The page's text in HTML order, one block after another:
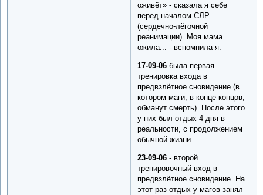
оживёт» - сказала я себе
перед началом СЛР
(сердечно-лёгочной
реанимации). Моя мама
ожила... - вспомнила я.
17-09-06 была первая
тренировка входа в
предвзлётное сновидение (в
котором маги, в конце концов,
обманут смерть). После этого
у них был отдых 4 дня в
реальности, с продолжением
обычной жизни.
23-09-06 - второй
тренировочный вход в
предвзлётное сновидение. На
этот раз отдых у магов занял